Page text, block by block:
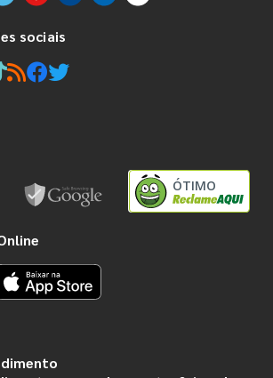
sociais
ÓTIMO